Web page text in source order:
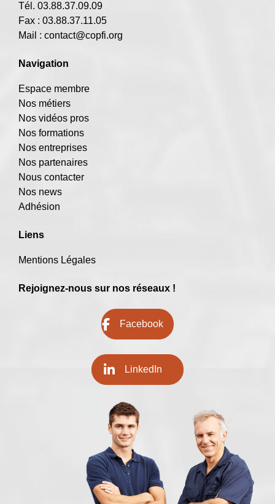
Tél. 03.88.37.09.09
Fax : 03.88.37.11.05
Mail : contact@copfi.org
Navigation
Espace membre
Nos métiers
Nos vidéos pros
Nos formations
Nos entreprises
Nos partenaires
Nous contacter
Nos news
Adhésion
Liens
Mentions Légales
Rejoignez-nous sur nos réseaux !
Facebook
LinkedIn